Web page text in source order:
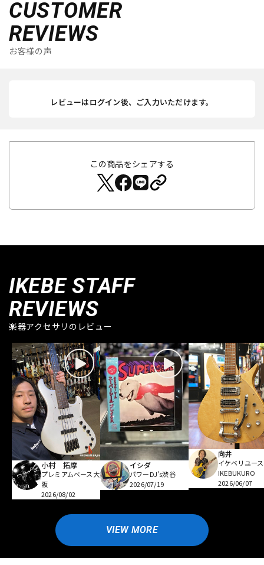
CUSTOMER
REVIEWS
お客様の声
レビューはログイン後、ご入力いただけます。
この商品をシェアする
IKEBE STAFF
REVIEWS
楽器アクセサリのレビュー
小村 拓摩
プレミアムベース大
阪
2026/08/02
イシダ
パワーDJ's渋谷
2026/07/19
向井
イケベリユース
IKEBUKURO
2026/06/07
VIEW MORE